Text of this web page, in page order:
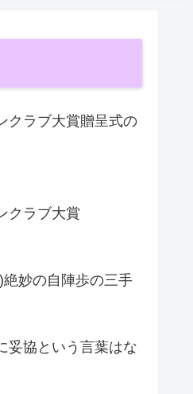
クラブ大賞贈呈式の
クラブ大賞
妙の自陣歩の三手
妥協という言葉はな